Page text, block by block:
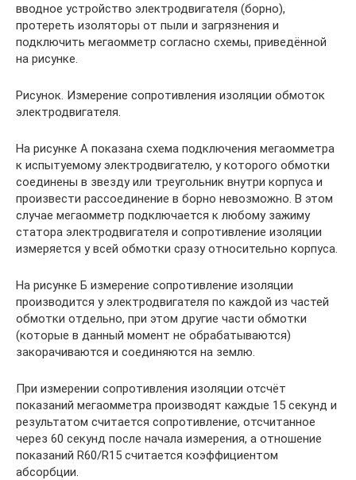
вводное устройство электродвигателя (борно),
протереть изоляторы от пыли и загрязнения и
подключить мегаомметр согласно схемы, приве­дённой
на рисунке.
Рисунок. Измерение сопротивления изоляции обмоток
электродвигателя.
На рисунке А показана схема подключения мегаомметра
к испытуемому электродвигателю, у ко­торого обмотки
соединены в звезду или треугольник внутри корпуса и
произвести рассоединение в борно невозможно. В этом
случае мегаомметр подключает­ся к любому зажиму
статора электродвигателя и со­противление изоляции
измеряется у всей обмотки сразу относительно корпуса.
На рисунке Б измерение сопротивление изо­ляции
производится у электродвигателя по каждой из частей
обмотки отдельно, при этом другие части обмотки
(которые в данный момент не обрабаты­ваются)
закорачиваются и соединяются на землю.
При измерении сопротивления изоляции отсчёт
показаний мегаомметра производят каждые 15 секунд и
результатом считается сопротивление, отсчитанное
через 60 секунд после начала измерения, а отношение
показаний R60/R15 считается коэффициентом
абсорбции.